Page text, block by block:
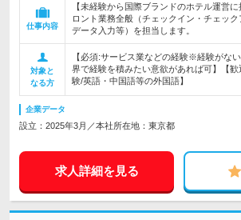
仕事内容
【未経験から国際ブランドのホテル運営
ロント業務全般（チェックイン・チェック
データ入力等）を担当します。
対象と
なる方
【必須:サービス業などの経験※経験がな
界で経験を積みたい意欲があれば可】【
験/英語・中国語等の外国語】
企業データ
設立：2025年3月／本社所在地：東京都
求人詳細を見る